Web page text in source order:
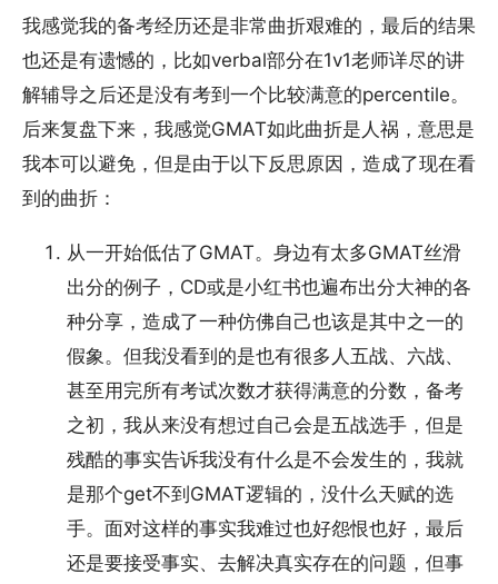
我感觉我的备考经历还是非常曲折艰难的，最后的结果
也还是有遗憾的，比如verbal部分在1v1老师详尽的讲
解辅导之后还是没有考到一个比较满意的percentile。
后来复盘下来，我感觉GMAT如此曲折是人祸，意思是
我本可以避免，但是由于以下反思原因，造成了现在看
到的曲折：
从一开始低估了GMAT。身边有太多GMAT丝滑
出分的例子，CD或是小红书也遍布出分大神的各
种分享，造成了一种仿佛自己也该是其中之一的
假象。但我没看到的是也有很多人五战、六战、
甚至用完所有考试次数才获得满意的分数，备考
之初，我从来没有想过自己会是五战选手，但是
残酷的事实告诉我没有什么是不会发生的，我就
是那个get不到GMAT逻辑的，没什么天赋的选
手。面对这样的事实我难过也好怨恨也好，最后
还是要接受事实、去解决真实存在的问题，但事